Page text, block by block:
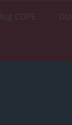
COPE